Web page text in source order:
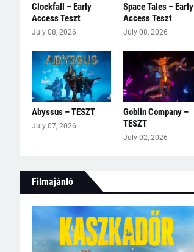
Clockfall – Early
Access Teszt
July 08, 2026
Space Tales – Early
Access Teszt
July 08, 2026
Abyssus – TESZT
July 07, 2026
Goblin Company –
TESZT
July 02, 2026
Filmajánló